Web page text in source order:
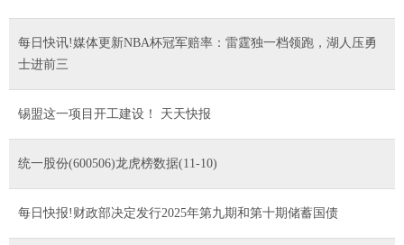
每日快讯!媒体更新NBA杯冠军赔率：雷霆独一档领跑，湖人压勇
士进前三
锡盟这一项目开工建设！ 天天快报
统一股份(600506)龙虎榜数据(11-10)
每日快报!财政部决定发行2025年第九期和第十期储蓄国债